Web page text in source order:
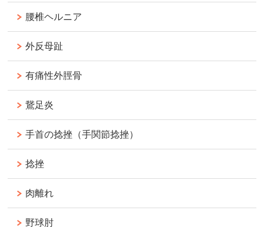
腰椎ヘルニア
外反母趾
有痛性外脛骨
鵞足炎
手首の捻挫（手関節捻挫）
捻挫
肉離れ
野球肘